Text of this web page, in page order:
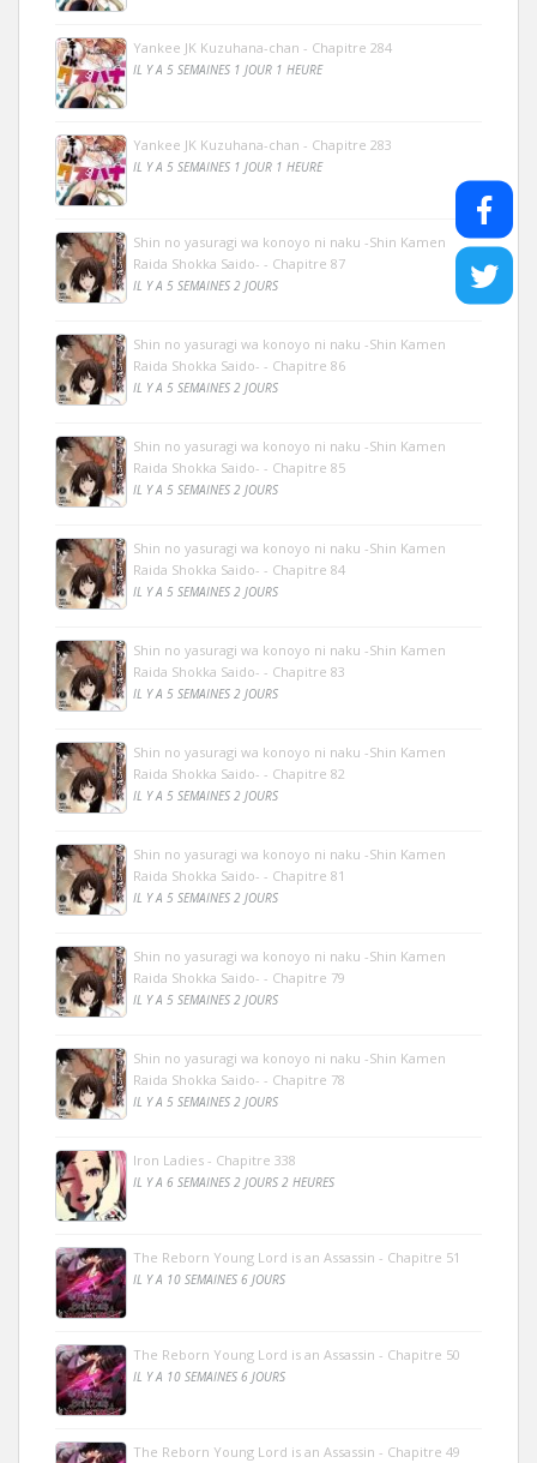
Yankee JK Kuzuhana-chan - Chapitre 284
IL Y A 5 SEMAINES 1 JOUR 1 HEURE
Yankee JK Kuzuhana-chan - Chapitre 283
IL Y A 5 SEMAINES 1 JOUR 1 HEURE
Shin no yasuragi wa konoyo ni naku -Shin Kamen
Raida Shokka Saido- - Chapitre 87
IL Y A 5 SEMAINES 2 JOURS
Shin no yasuragi wa konoyo ni naku -Shin Kamen
Raida Shokka Saido- - Chapitre 86
IL Y A 5 SEMAINES 2 JOURS
Shin no yasuragi wa konoyo ni naku -Shin Kamen
Raida Shokka Saido- - Chapitre 85
IL Y A 5 SEMAINES 2 JOURS
Shin no yasuragi wa konoyo ni naku -Shin Kamen
Raida Shokka Saido- - Chapitre 84
IL Y A 5 SEMAINES 2 JOURS
Shin no yasuragi wa konoyo ni naku -Shin Kamen
Raida Shokka Saido- - Chapitre 83
IL Y A 5 SEMAINES 2 JOURS
Shin no yasuragi wa konoyo ni naku -Shin Kamen
Raida Shokka Saido- - Chapitre 82
IL Y A 5 SEMAINES 2 JOURS
Shin no yasuragi wa konoyo ni naku -Shin Kamen
Raida Shokka Saido- - Chapitre 81
IL Y A 5 SEMAINES 2 JOURS
Shin no yasuragi wa konoyo ni naku -Shin Kamen
Raida Shokka Saido- - Chapitre 79
IL Y A 5 SEMAINES 2 JOURS
Shin no yasuragi wa konoyo ni naku -Shin Kamen
Raida Shokka Saido- - Chapitre 78
IL Y A 5 SEMAINES 2 JOURS
Iron Ladies - Chapitre 338
IL Y A 6 SEMAINES 2 JOURS 2 HEURES
The Reborn Young Lord is an Assassin - Chapitre 51
IL Y A 10 SEMAINES 6 JOURS
The Reborn Young Lord is an Assassin - Chapitre 50
IL Y A 10 SEMAINES 6 JOURS
The Reborn Young Lord is an Assassin - Chapitre 49